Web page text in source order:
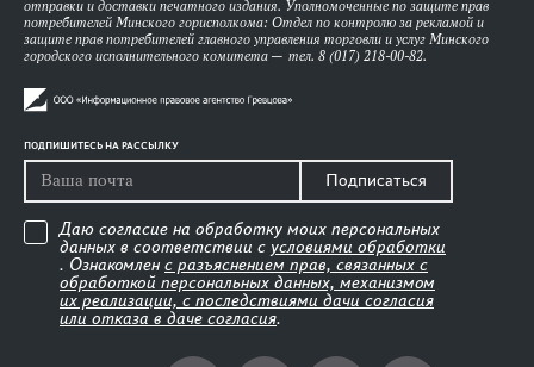
отправки и доставки печатного издания. Уполномоченные по защите прав
потребителей Минского горисполкома: Отдел по контролю за рекламой и
защите прав потребителей главного управления торговли и услуг Минского
городского исполнительного комитета — тел. 8 (017) 218-00-82.
ПОДПИШИТЕСЬ НА РАССЫЛКУ
Подписаться
Даю согласие на обработку моих персональных
данных в соответствии с условиями обработки
. Ознакомлен с разъяснением прав, связанных с
обработкой персональных данных, механизмом
их реализации, с последствиями дачи согласия
или отказа в даче согласия.